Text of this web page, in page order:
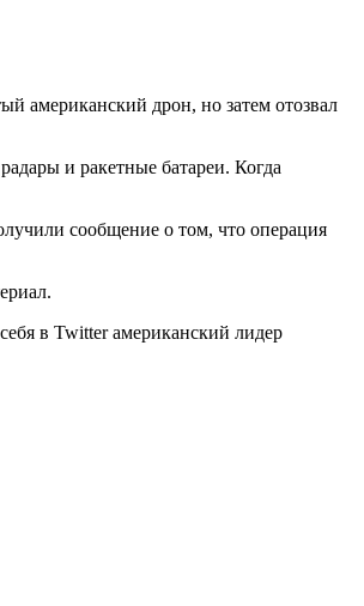
американский дрон, но затем отозвал
и ракетные батареи. Когда
сообщение о том, что операция
в Twitter американский лидер